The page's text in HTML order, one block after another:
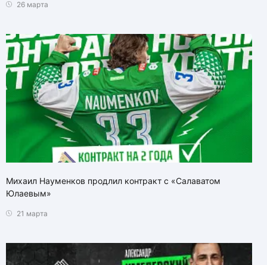
26 марта
Михаил Науменков продлил контракт с «Салаватом
Юлаевым»
21 марта